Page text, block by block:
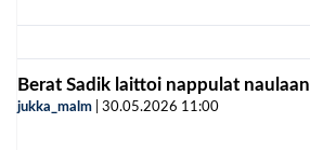
Berat Sadik laittoi nappulat naulaan
jukka_malm 30.05.2026 11:00